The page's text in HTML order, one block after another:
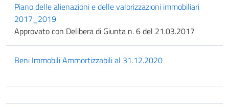
Piano delle alienazioni e delle valorizzazioni immobiliari
2017_2019
Approvato con Delibera di Giunta n. 6 del 21.03.2017
Beni Immobili Ammortizzabili al 31.12.2020